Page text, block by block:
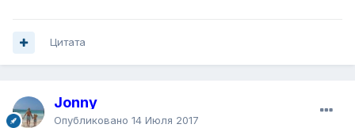
Цитата
Jonny
Опубликовано 14 Июля 2017